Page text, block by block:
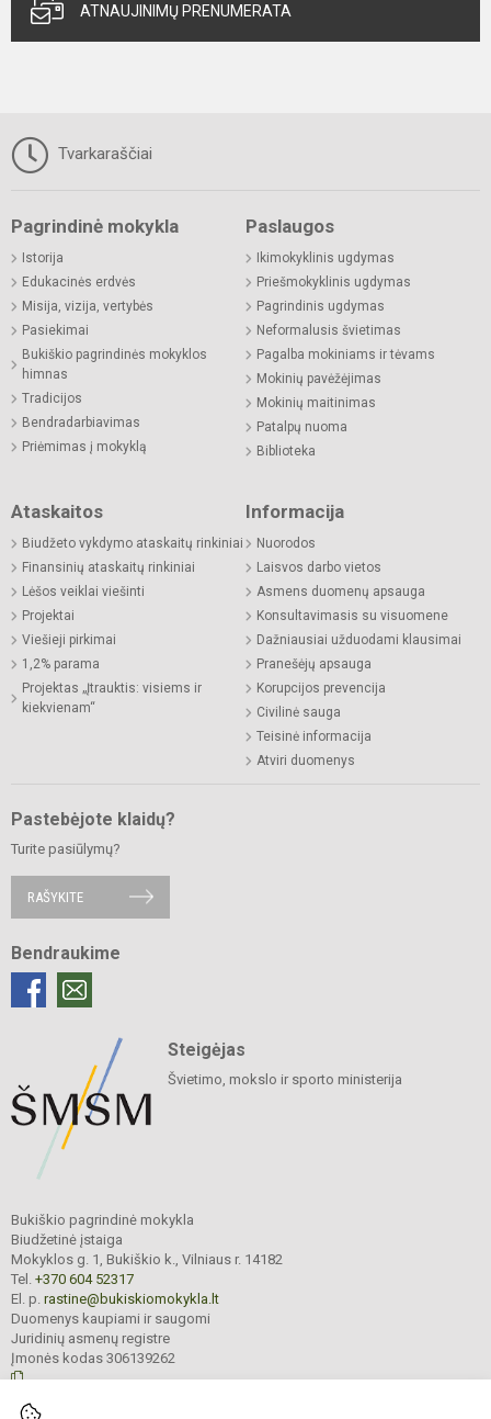
ATNAUJINIMŲ PRENUMERATA
Tvarkaraščiai
Pagrindinė mokykla
Istorija
Edukacinės erdvės
Misija, vizija, vertybės
Pasiekimai
Bukiškio pagrindinės mokyklos
himnas
Tradicijos
Bendradarbiavimas
Priėmimas į mokyklą
Paslaugos
Ikimokyklinis ugdymas
Priešmokyklinis ugdymas
Pagrindinis ugdymas
Neformalusis švietimas
Pagalba mokiniams ir tėvams
Mokinių pavėžėjimas
Mokinių maitinimas
Patalpų nuoma
Biblioteka
Ataskaitos
Biudžeto vykdymo ataskaitų rinkiniai
Finansinių ataskaitų rinkiniai
Lėšos veiklai viešinti
Projektai
Viešieji pirkimai
1,2% parama
Projektas „Įtrauktis: visiems ir
kiekvienam“
Informacija
Nuorodos
Laisvos darbo vietos
Asmens duomenų apsauga
Konsultavimasis su visuomene
Dažniausiai užduodami klausimai
Pranešėjų apsauga
Korupcijos prevencija
Civilinė sauga
Teisinė informacija
Atviri duomenys
Pastebėjote klaidų?
Turite pasiūlymų?
RAŠYKITE
Bendraukime
Steigėjas
Švietimo, mokslo ir sporto ministerija
Bukiškio pagrindinė mokykla
Biudžetinė įstaiga
Mokyklos g. 1, Bukiškio k., Vilniaus r. 14182
Tel. +370 604 52317
El. p. rastine@bukiskiomokykla.lt
Duomenys kaupiami ir saugomi
Juridinių asmenų registre
Įmonės kodas 306139262